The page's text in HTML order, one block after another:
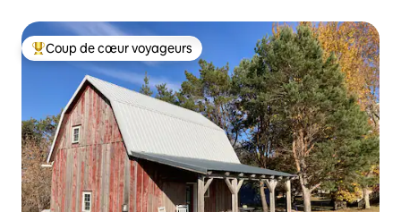
Coup de cœur voyageurs parmi les plus aimés
Coup de cœur voyageurs